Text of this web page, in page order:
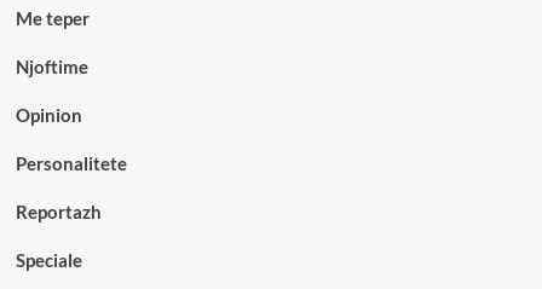
Me teper
Njoftime
Opinion
Personalitete
Reportazh
Speciale